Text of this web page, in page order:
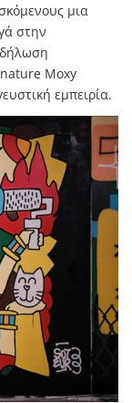
μια
στην
Moxy
εμπειρία.